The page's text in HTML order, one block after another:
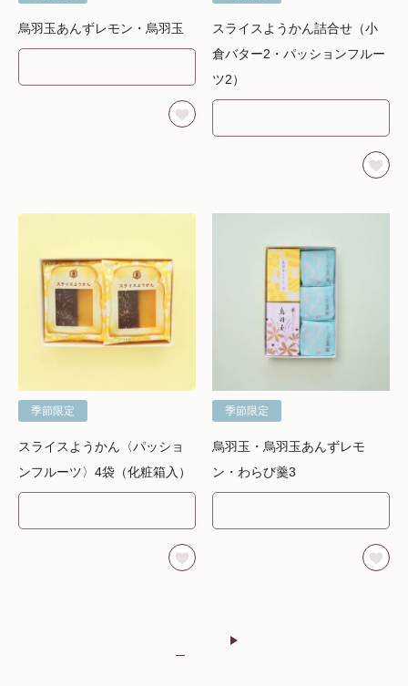
烏羽玉あんずレモン・烏羽玉
スライスようかん詰合せ（小
倉バター2・パッションフルー
ツ2）
季節限定
スライスようかん〈パッショ
ンフルーツ〉4袋（化粧箱入）
季節限定
烏羽玉・烏羽玉あんずレモ
ン・わらび羹3